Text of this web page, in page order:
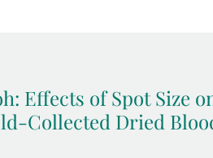
Effects of Spot Size
Collected Dried